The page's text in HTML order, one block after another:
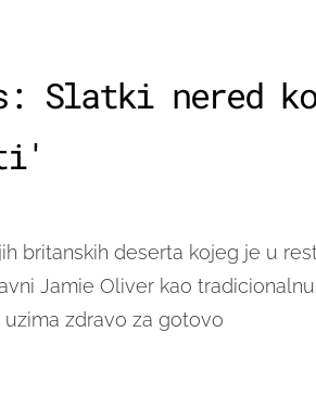
Slatki nered
britanskih deserta kojeg je u
Jamie Oliver kao
zdravo za gotovo